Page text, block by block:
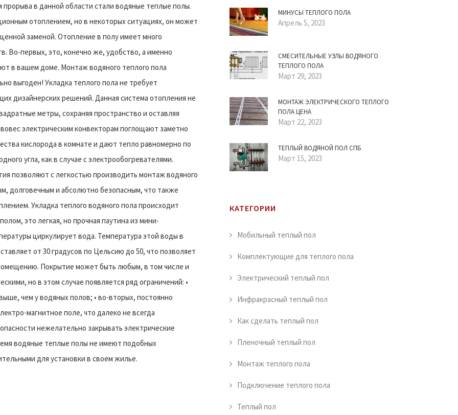
в данной области стали водяные теплые полы.
отоплением, но в некоторых ситуациях, он может
заменой. Отопление в полу имеет много
Во-первых, это, конечно же, удобство, а именно
в вашем доме. Монтаж водяного теплого пола
выгоден! Укладка теплого пола не требует
дизайнерских решений. Данная система отопления не
метры, сохраняя пространство и оставляя
электрическим конвекторам поглощают заметно
кислорода в комнате и дают тепло равномерно по
угла, как в случае с электрообогревателями.
позволяют с легкостью производить монтаж водяного
долговечным и абсолютно безопасным, что также
Укладка теплого водяного пола происходит
это легкая, но прочная паутина из мини-
циркулирует вода. Температура этой воды в
от 30 градусов по Цельсию до 50, что позволяет
Покрытие может быть любым, в том числе и
но в этом случае появляется ряд ограничений: •
чем у водяных полов; • во-вторых, постоянно
магнитное поле, что далеко не всегда
нежелательно закрывать электрические
водяные теплые полы не имеют подобных
для установки в своем жилье.
МИНУСЫ ТЕПЛОГО ПОЛА
Апрель 5, 2023
СМЕСИТЕЛЬНЫЕ УЗЛЫ ВОДЯНОГО
ТЕПЛОГО ПОЛА
Март 29, 2023
МОНТАЖ ЭЛЕКТРИЧЕСКОГО ТЕПЛОГО
ПОЛА ЦЕНА
Март 22, 2023
ТЕПЛЫЙ ВОДЯНОЙ ПОЛ СПБ
Март 15, 2023
КАТЕГОРИИ
Мобильный теплый пол
Комплектующие для теплого пола
Электрический теплый пол
Инфракрасный теплый пол
Как сделать теплый пол
Пленочный теплый пол
Монтаж теплого пола
Подключение теплого пола
Теплый пол